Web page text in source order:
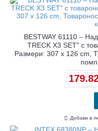
BESTWAY 61110 –
TRECK X3 SET" с
Размери: 307 х 126 cm,
Добави в